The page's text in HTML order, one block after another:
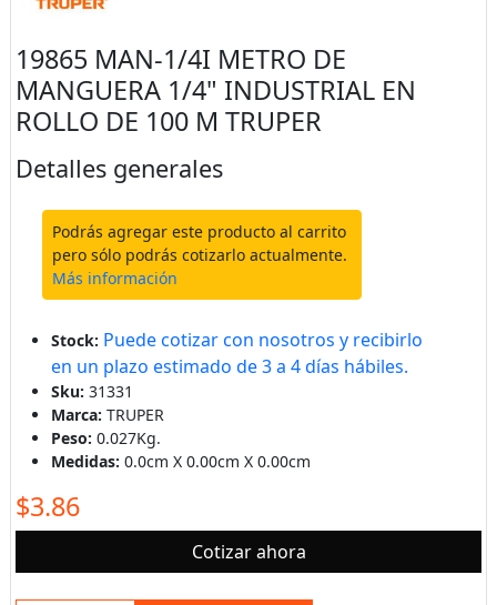
19865 MAN-1/4I METRO DE
MANGUERA 1/4" INDUSTRIAL EN
ROLLO DE 100 M TRUPER
Detalles generales
Podrás agregar este producto al carrito
pero sólo podrás cotizarlo actualmente.
Más información
Stock: Puede cotizar con nosotros y recibirlo
en un plazo estimado de 3 a 4 días hábiles.
Sku: 31331
Marca: TRUPER
Peso: 0.027Kg.
Medidas: 0.0cm X 0.00cm X 0.00cm
$3.86
Cotizar ahora